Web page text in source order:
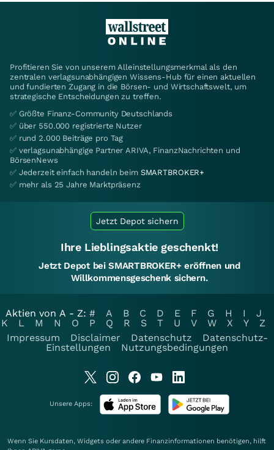
Profitieren Sie von unserem Alleinstellungsmerkmal als den
zentralen verlagsunabhängigen Wissens-Hub für einen aktuellen
und fundierten Zugang in die Börsen- und Wirtschaftswelt, um
strategische Entscheidungen zu treffen.
✅ Größte Finanz-Community Deutschlands
✅ über 550.000 registrierte Nutzer
✅ rund 2.000 Beiträge pro Tag
✅ verlagsunabhängige Partner ARIVA, FinanzNachrichten und
BörsenNews
✅ Jederzeit einfach handeln beim SMARTBROKER+
✅ mehr als 25 Jahre Marktpräsenz
Jetzt Depot sichern
Ihre Lieblingsaktie geschenkt!
Jetzt Depot bei SMARTBROKER+ eröffnen und
Willkommensgeschenk sichern.
Aktien von A - Z: # A B C D E F G H I
J
K
L M N O P Q R S T U V W X Y
Z
Impressum
Disclaimer Datenschutz
Datenschutz-
Einstellungen
Nutzungsbedingungen
Unsere Apps:
Wenn Sie Kursdaten, Widgets oder andere Finanzinformationen benötigen, hilft